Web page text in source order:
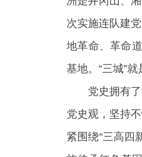
次实施连队建
地革命、革命
基地。“三城”
党史拥有
党史观，坚持
紧围绕“三高四